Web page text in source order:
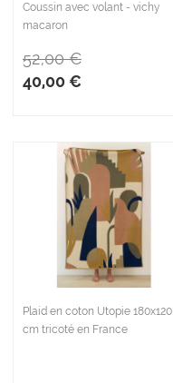
Coussin avec volant - vichy
macaron
40,00 €
52,00 €
Plaid en coton Utopie 180x120
cm tricoté en France